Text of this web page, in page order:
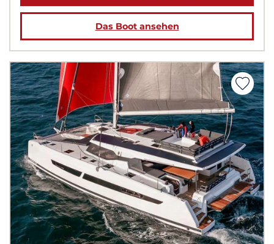
Das Boot ansehen